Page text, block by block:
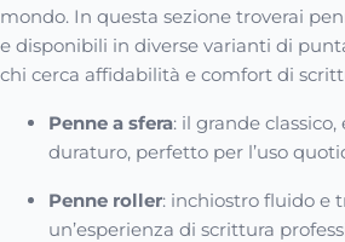
mondo. In questa sezione troverai
e disponibili in diverse varianti di
chi cerca affidabilità e comfort di
Penne a sfera: il grande
duraturo, perfetto per l’uso
Penne roller: inchiostro fluido e
un’esperienza di scrittura